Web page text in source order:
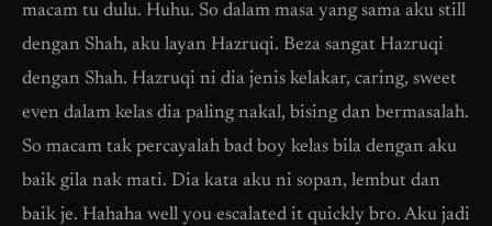
macam tu dulu. Huhu. So dalam masa yang sama aku still
dengan Shah, aku layan Hazruqi. Beza sangat Hazruqi
dengan Shah. Hazruqi ni dia jenis kelakar, caring, sweet
even dalam kelas dia paling nakal, bising dan bermasalah.
So macam tak percayalah bad boy kelas bila dengan aku
baik gila nak mati. Dia kata aku ni sopan, lembut dan
baik je. Hahaha well you escalated it quickly bro. Aku jadi